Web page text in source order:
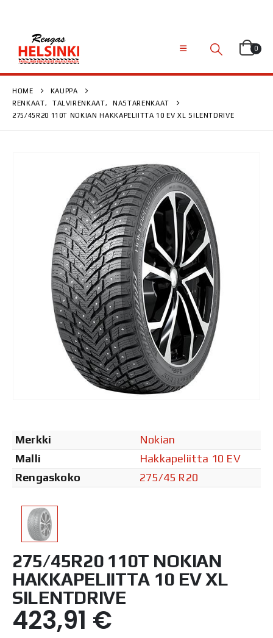
0
HOME
KAUPPA
RENKAAT, TALVIRENKAAT,
NASTARENKAAT
275/45R20 110T NOKIAN HAKKAPELIITTA 10 EV XL SILENTDRIVE
Merkki
Nokian
Malli
Hakkapeliitta 10 EV
Rengaskoko
275/45 R20
275/45R20 110T NOKIAN
HAKKAPELIITTA 10 EV XL
SILENTDRIVE
423,91 €